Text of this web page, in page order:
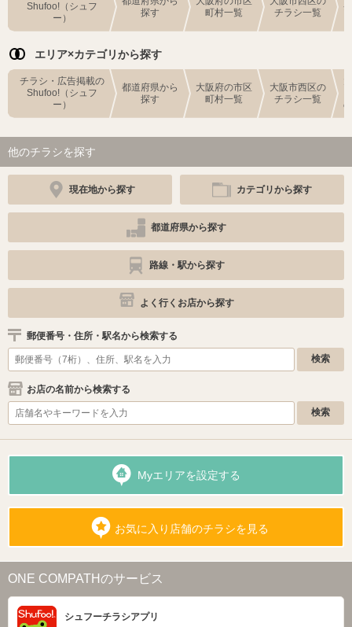
Shufoo!（シュフ
ー）
探す
町村一覧
チラシ一覧
エリア×カテゴリから探す
チラシ・広告掲載の
Shufoo!（シュフ
ー）
都道府県から
探す
大阪府の市区
町村一覧
大阪市西区の
チラシ一覧
他のチラシを探す
現在地から探す カテゴリから探す
都道府県から探す
路線・駅から探す
よく行くお店から探す
郵便番号・住所・駅名から検索する
お店の名前から検索する
Myエリアを設定する
お気に入り店舗のチラシを見る
ONE COMPATHのサービス
シュフーチラシアプリ